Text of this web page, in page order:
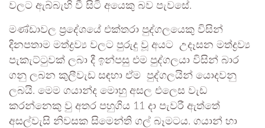
වලට ඇබ්බැහි වී සිටි අයෙකු බව පැවසේ.
මණ්ඩාවල ප්‍රදේශයේ එක්තරා පුද්ගලයෙකු විසින්
දිනපතාම මත්ද්‍රව්‍ය වලට පුරුදු වූ අයට උදෑසන මත්ද්‍රව්‍ය
පැකැට්ටුවක් ලබා දී ඉන්පසු එම පුද්ගලයා විසින් බාර
ගනු ලබන කුලීවැඩ සඳහා ඒම පුද්ගලයින් යොදවනු
ලබයි. මෙම ගයාන්ද මොහු අසල එලෙස වැඩ
කරන්නෙකු වු අතර පහුගිය 11 දා පැවරී ඇත්තේ
අසල්වැසි නිවසක සිමෙන්ති ගල් බෑමටය. ගයාන් හා